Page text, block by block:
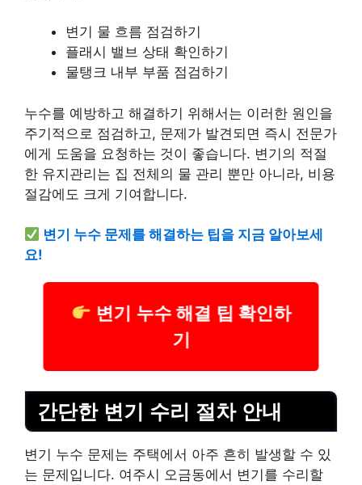
변기 물 흐름 점검하기
플래시 밸브 상태 확인하기
물탱크 내부 부품 점검하기
누수를 예방하고 해결하기 위해서는 이러한 원인을
주기적으로 점검하고, 문제가 발견되면 즉시 전문가
에게 도움을 요청하는 것이 좋습니다. 변기의 적절
한 유지관리는 집 전체의 물 관리 뿐만 아니라, 비용
절감에도 크게 기여합니다.
변기 누수 문제를 해결하는 팁을 지금 알아보세
요!
변기 누수 해결 팁 확인하
기
간단한 변기 수리 절차 안내
변기 누수 문제는 주택에서 아주 흔히 발생할 수 있
는 문제입니다. 여주시 오금동에서 변기를 수리할